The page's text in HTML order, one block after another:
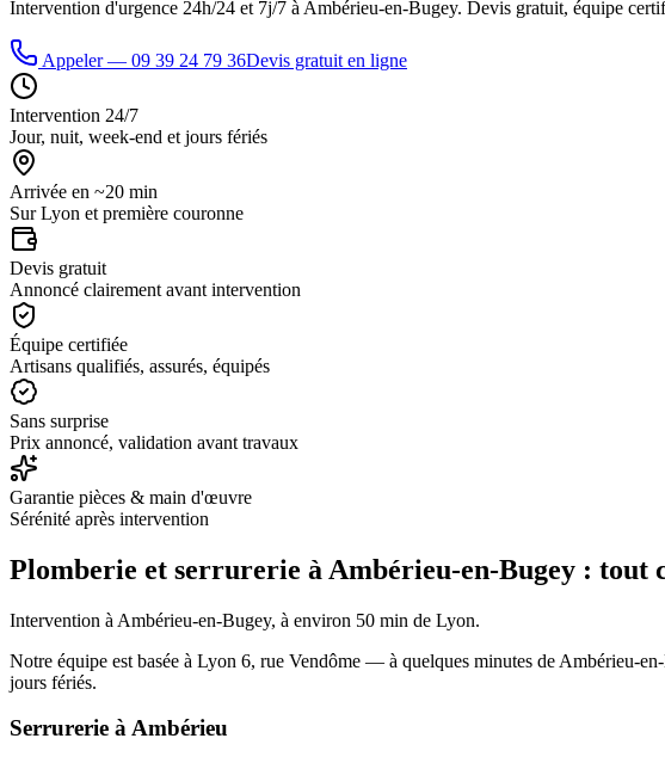
Intervention d'urgence 24h/24 et 7j/7 à Ambérieu-en-Bugey. Devis gratuit, équipe
Appeler — 09 39 24 79 36Devis gratuit en ligne
Intervention 24/7
Jour, nuit, week-end et jours fériés
Arrivée en ~20 min
Sur Lyon et première couronne
Devis gratuit
Annoncé clairement avant intervention
Équipe certifiée
Artisans qualifiés, assurés, équipés
Sans surprise
Prix annoncé, validation avant travaux
Garantie pièces & main d'œuvre
Sérénité après intervention
Plomberie et serrurerie à Ambérieu-en-Bugey : tout
Intervention à Ambérieu-en-Bugey, à environ 50 min de Lyon.
Notre équipe est basée à Lyon 6, rue Vendôme — à quelques minutes de Ambérieu-
jours fériés.
Serrurerie àAmbérieu